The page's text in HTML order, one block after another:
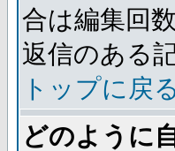
合は編集回
返信のある
トップに戻
どのように